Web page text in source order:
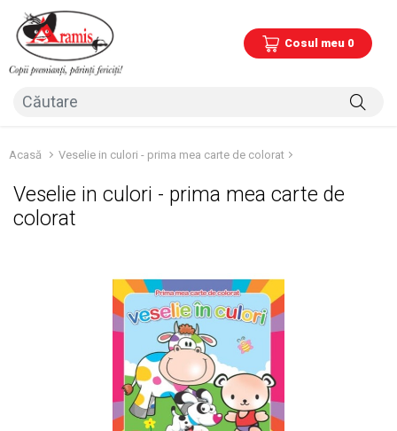
Cosul meu 0
Acasă Veselie in culori - prima mea carte de colorat
Veselie in culori - prima mea carte de
colorat